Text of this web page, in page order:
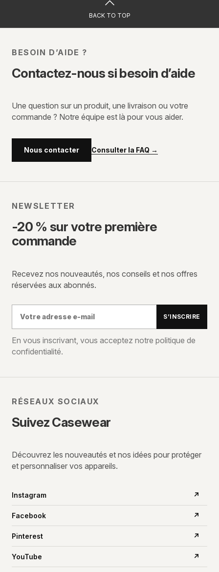
BACK TO TOP
BESOIN D’AIDE ?
Contactez-nous si besoin d’aide
Une question sur un produit, une livraison ou votre
commande ? Notre équipe est là pour vous aider.
Nous contacter Consulter la FAQ →
NEWSLETTER
-20 % sur votre première
commande
Recevez nos nouveautés, nos conseils et nos offres
réservées aux abonnés.
e-
mail
S’INSCRIRE
En vous inscrivant, vous acceptez notre politique de
confidentialité.
RÉSEAUX SOCIAUX
Suivez Casewear
Découvrez les nouveautés et nos idées pour protéger
et personnaliser vos appareils.
Instagram ↗
Facebook ↗
Pinterest ↗
YouTube ↗